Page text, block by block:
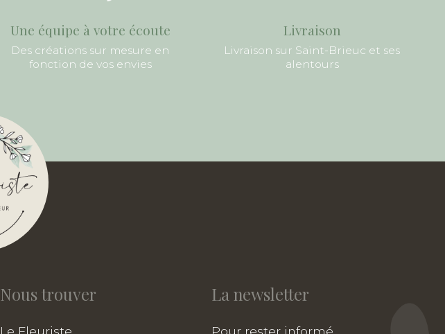
Une équipe à votre écoute
Des créations sur mesure en
fonction de vos envies
Livraison
Livraison sur Saint-Brieuc et ses
alentours
Nous trouver
Le Fleuriste
La newsletter
Pour rester informé,